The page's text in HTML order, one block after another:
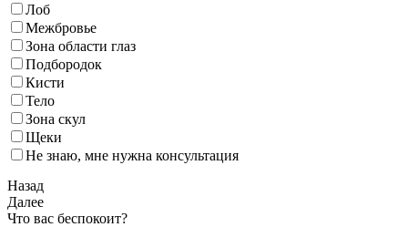
Лоб
Межбровье
Зона области глаз
Подбородок
Кисти
Тело
Зона скул
Щеки
Не знаю, мне нужна консультация
Назад
Далее
Что вас беспокоит?